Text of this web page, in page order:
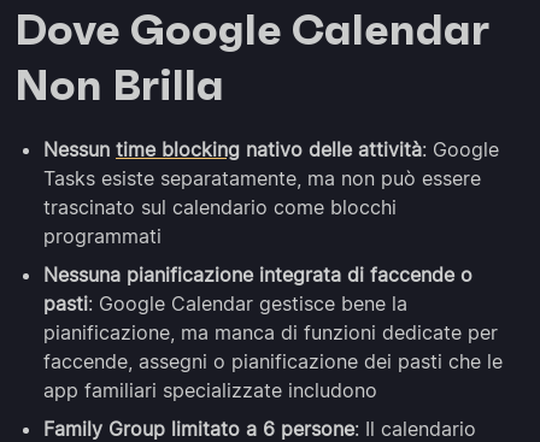
Dove Google Calendar
Non Brilla
Nessun time blocking nativo delle attività: Google
Tasks esiste separatamente, ma non può essere
trascinato sul calendario come blocchi
programmati
Nessuna pianificazione integrata di faccende o
pasti: Google Calendar gestisce bene la
pianificazione, ma manca di funzioni dedicate per
faccende, assegni o pianificazione dei pasti che le
app familiari specializzate includono
Family Group limitato a 6 persone: Il calendario